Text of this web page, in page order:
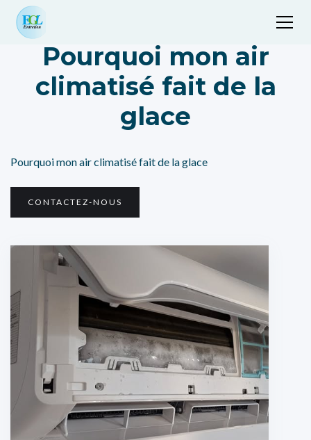
Pourquoi mon air
climatisé fait de la
glace
Pourquoi mon air climatisé fait de la glace
CONTACTEZ-NOUS